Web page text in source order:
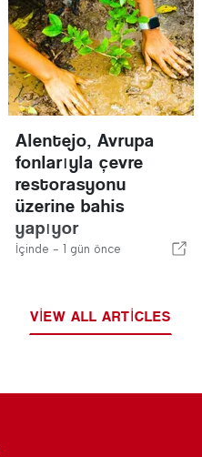
Alentejo, Avrupa
fonlarıyla çevre
restorasyonu
üzerine bahis
yapıyor
İçinde -1 gün önce
VIEW ALL ARTICLES